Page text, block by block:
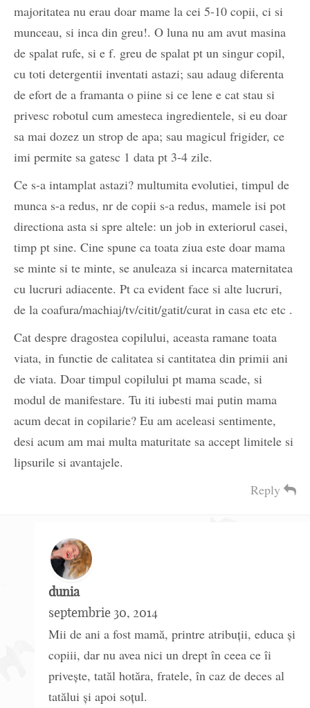
majoritatea nu erau doar mame la cei 5-10 copii, ci si
munceau, si inca din greu!. O luna nu am avut masina
de spalat rufe, si e f. greu de spalat pt un singur copil,
cu toti detergentii inventati astazi; sau adaug diferenta
de efort de a framanta o piine si ce lene e cat stau si
privesc robotul cum amesteca ingredientele, si eu doar
sa mai dozez un strop de apa; sau magicul frigider, ce
imi permite sa gatesc 1 data pt 3-4 zile.
Ce s-a intamplat astazi? multumita evolutiei, timpul de
munca s-a redus, nr de copii s-a redus, mamele isi pot
directiona asta si spre altele: un job in exteriorul casei,
timp pt sine. Cine spune ca toata ziua este doar mama
se minte si te minte, se anuleaza si incarca maternitatea
cu lucruri adiacente. Pt ca evident face si alte lucruri,
de la coafura/machiaj/tv/citit/gatit/curat in casa etc etc .
Cat despre dragostea copilului, aceasta ramane toata
viata, in functie de calitatea si cantitatea din primii ani
de viata. Doar timpul copilului pt mama scade, si
modul de manifestare. Tu iti iubesti mai putin mama
acum decat in copilarie? Eu am aceleasi sentimente,
desi acum am mai multa maturitate sa accept limitele si
lipsurile si avantajele.
Reply
dunia
septembrie 30, 2014
Mii de ani a fost mamă, printre atribuții, educa și
copiii, dar nu avea nici un drept în ceea ce îi
privește, tatăl hotăra, fratele, în caz de deces al
tatălui și apoi soțul.